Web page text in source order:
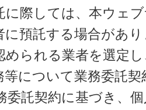
に際しては、本ウェ
に預託する場合があ
められる業者を選定
等について業務委託
委託契約に基づき、